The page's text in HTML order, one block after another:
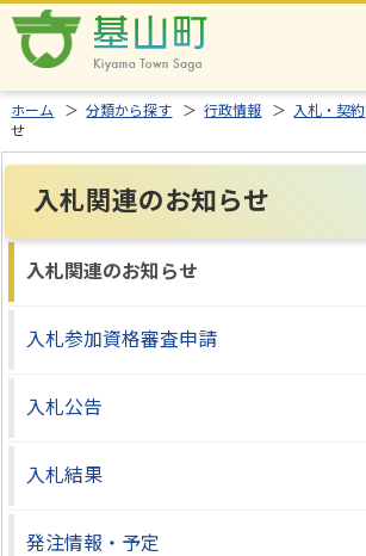
ホーム ＞分類から探す ＞行政情報 ＞ 入札・契約
せ
入札関連のお知らせ
入札関連のお知らせ
入札参加資格審査申請
入札公告
入札結果
発注情報・予定